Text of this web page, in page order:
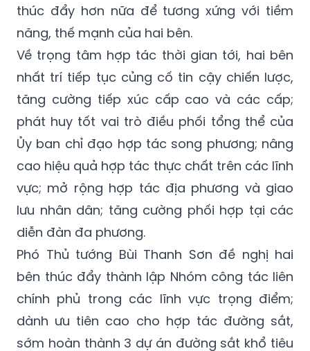
thúc đẩy hơn nữa để tương xứng với tiềm
năng, thế mạnh của hai bên.
Về trọng tâm hợp tác thời gian tới, hai bên
nhất trí tiếp tục củng cố tin cậy chiến lược,
tăng cường tiếp xúc cấp cao và các cấp;
phát huy tốt vai trò điều phối tổng thể của
Ủy ban chỉ đạo hợp tác song phương; nâng
cao hiệu quả hợp tác thực chất trên các lĩnh
vực; mở rộng hợp tác địa phương và giao
lưu nhân dân; tăng cường phối hợp tại các
diễn đàn đa phương.
Phó Thủ tướng Bùi Thanh Sơn đề nghị hai
bên thúc đẩy thành lập Nhóm công tác liên
chính phủ trong các lĩnh vực trọng điểm;
dành ưu tiên cao cho hợp tác đường sắt,
sớm hoàn thành 3 dự án đường sắt khổ tiêu